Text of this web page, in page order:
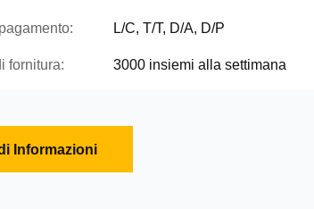
L/C, T/T, D/A, D/P
fornitura: 3000 insiemi alla settimana
Informazioni